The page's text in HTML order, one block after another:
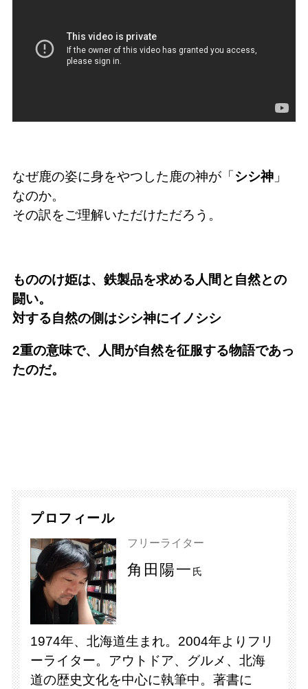
なぜ鹿の姿に身をやつした鹿の神が「 シシ神」
なのか。
その訳をご理解いただけただろう。
もののけ姫は、鉄製品を求める人間と自然との
闘い。
対する自然の側はシシ神にイノシシ
2重の意味で、人間が自然を征服する物語であっ
たのだ。
プロフィール
フリーライター
角田陽一 氏
1974年、北海道生まれ。2004年よりフリ
ーライター。アウトドア、グルメ、北海
道の歴史文化を中心に執筆中。著書に